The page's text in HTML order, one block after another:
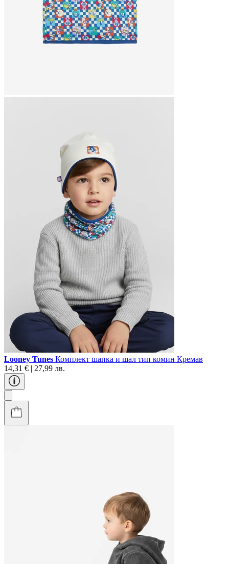
Looney Tunes Комплект шапка и шал тип комин Кремав
14,31 € | 27,99 лв.